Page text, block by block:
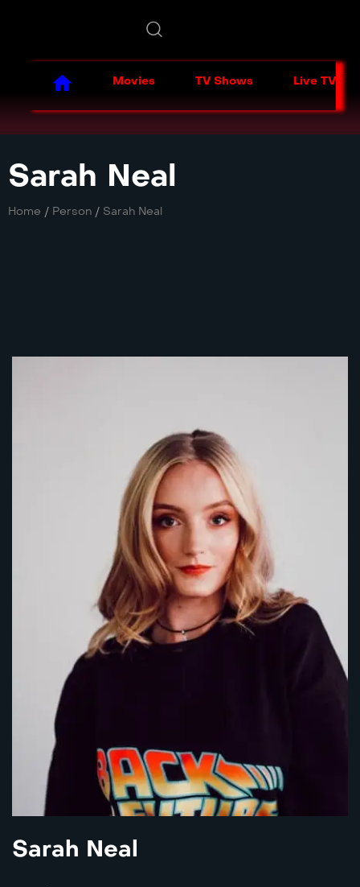
Movies TV Shows Live TV
Sarah Neal
Home / Person / Sarah Neal
Sarah Neal